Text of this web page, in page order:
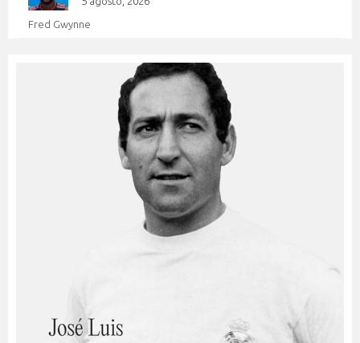
Fred Gwynne